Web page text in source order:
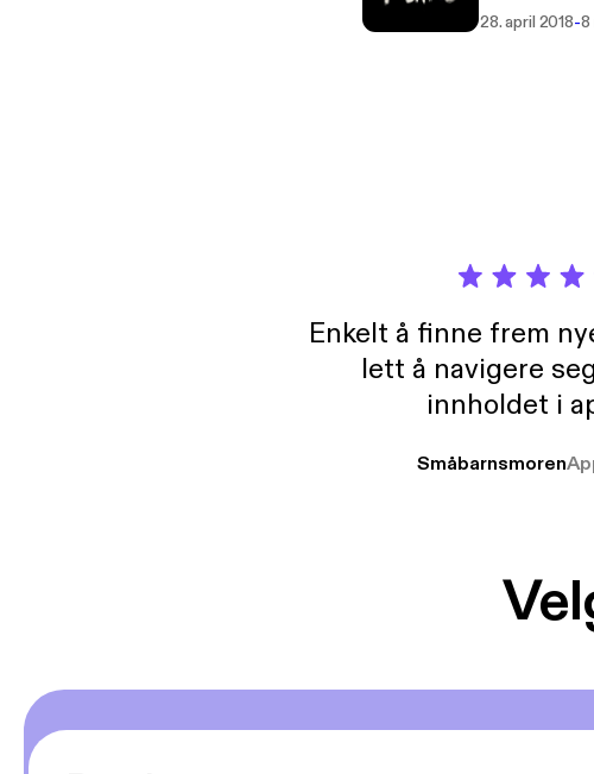
28. april 2018-8
Enkelt å finne frem
lett å navigere
innholdet i
Småbarnsmoren